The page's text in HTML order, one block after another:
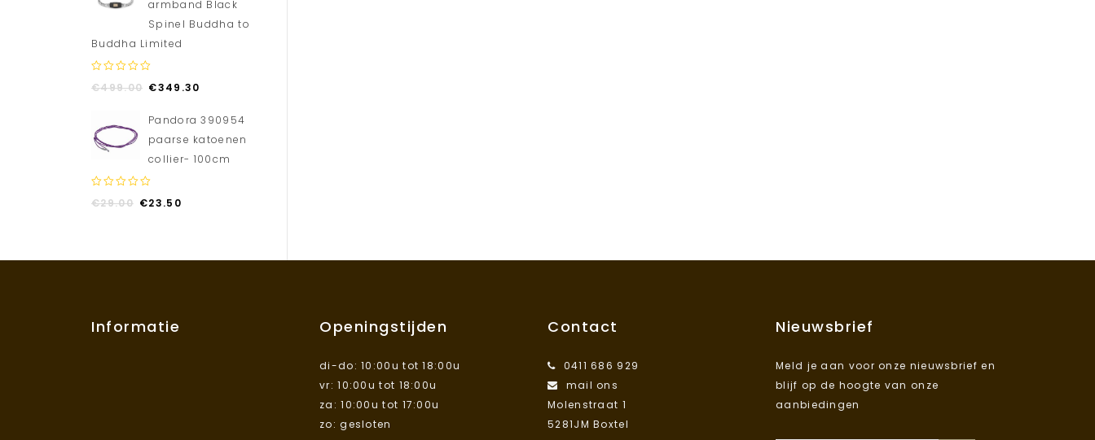
armband Black
Spinel Buddha to
Buddha Limited
out
€499.00 €349.30
Pandora 390954
paarse katoenen
collier- 100cm
out
€29.00 €23.50
Informatie Openingstijden
di-do: 10:00u tot 18:00u
vr: 10:00u tot 18:00u
za: 10:00u tot 17:00u
zo: gesloten
Contact
0411 686 929
mail ons
Molenstraat 1
5281JM Boxtel
Nieuwsbrief
Meld je aan voor onze nieuwsbrief en
blijf op de hoogte van onze
aanbiedingen